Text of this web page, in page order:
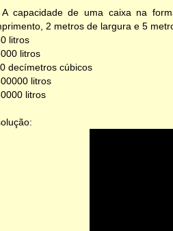
A capacidade de uma caixa na
2 metros de largura e 5
litros
litros
decímetros cúbicos
litros
litros